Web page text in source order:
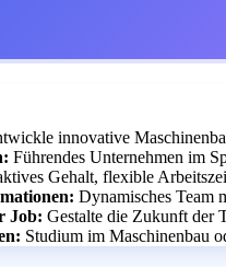
innovative
Führendes Unternehmen im
Gehalt, flexible
Dynamisches Team
Job: Gestalte die Zukunft der
Studium im Maschinenbau